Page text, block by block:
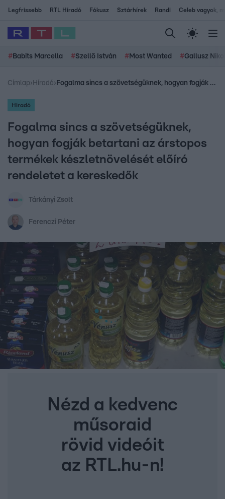
Legfrissebb RTL Híradó Fókusz Sztárhírek Randi Celeb vagyok,
# Babits Marcella #Szellő István # Most Wanted #Gallusz
Címlap› Híradó› Fogalma sincs a szövetségüknek, hogyan fogják betartani az árstopos termékek készletnövelését előíró rendeletet a kereskedők
Híradó
Fogalma sincs a szövetségüknek,
hogyan fogják betartani az árstopos
termékek készletnövelését előíró
rendeletet a kereskedők
Tárkányi Zsolt
Ferenczi Péter
Nézd a kedvenc
műsoraid
rövid videóit
az RTL.hu-n!